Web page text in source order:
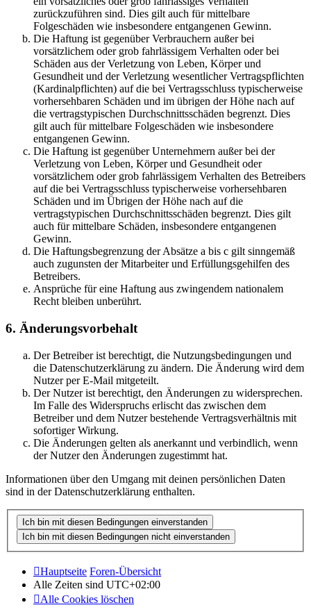
zurückzuführen sind. Dies gilt auch für mittelbare
Folgeschäden wie insbesondere entgangenen Gewinn.
Die Haftung ist gegenüber Verbrauchern außer bei
vorsätzlichem oder grob fahrlässigem Verhalten oder bei
Schäden aus der Verletzung von Leben, Körper und
Gesundheit und der Verletzung wesentlicher Vertragspflichten
(Kardinalpflichten) auf die bei Vertragsschluss typischerweise
vorhersehbaren Schäden und im übrigen der Höhe nach auf
die vertragstypischen Durchschnittsschäden begrenzt. Dies
gilt auch für mittelbare Folgeschäden wie insbesondere
entgangenen Gewinn.
Die Haftung ist gegenüber Unternehmern außer bei der
Verletzung von Leben, Körper und Gesundheit oder
vorsätzlichem oder grob fahrlässigem Verhalten des Betreibers
auf die bei Vertragsschluss typischerweise vorhersehbaren
Schäden und im Übrigen der Höhe nach auf die
vertragstypischen Durchschnittsschäden begrenzt. Dies gilt
auch für mittelbare Schäden, insbesondere entgangenen
Gewinn.
Die Haftungsbegrenzung der Absätze a bis c gilt sinngemäß
auch zugunsten der Mitarbeiter und Erfüllungsgehilfen des
Betreibers.
Ansprüche für eine Haftung aus zwingendem nationalem
Recht bleiben unberührt.
6. Änderungsvorbehalt
Der Betreiber ist berechtigt, die Nutzungsbedingungen und
die Datenschutzerklärung zu ändern. Die Änderung wird dem
Nutzer per E-Mail mitgeteilt.
Der Nutzer ist berechtigt, den Änderungen zu widersprechen.
Im Falle des Widerspruchs erlischt das zwischen dem
Betreiber und dem Nutzer bestehende Vertragsverhältnis mit
sofortiger Wirkung.
Die Änderungen gelten als anerkannt und verbindlich, wenn
der Nutzer den Änderungen zugestimmt hat.
Informationen über den Umgang mit deinen persönlichen Daten
sind in der Datenschutzerklärung enthalten.
Hauptseite Foren-Übersicht
Alle Zeiten sind UTC+02:00
Alle Cookies löschen